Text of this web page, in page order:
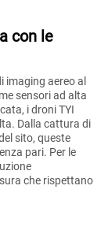
con le
imaging aereo al
sensori ad alta
i droni TYI
Dalla cattura di
sito, queste
pari. Per le
che rispettano